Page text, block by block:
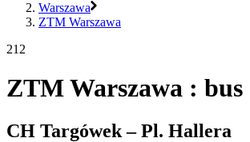
Warszawa
ZTM Warszawa
212
ZTM Warszawa : bus
CH Targówek – Pl. Hallera